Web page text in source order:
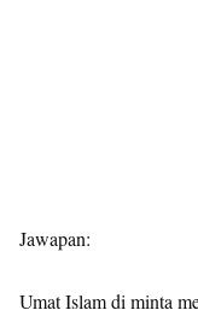
Jawapan:
Umat Islam di minta